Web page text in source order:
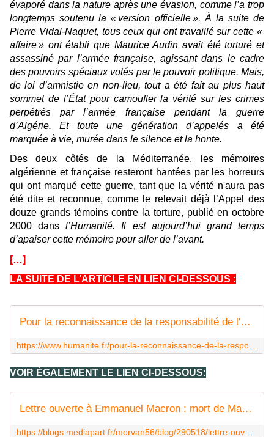
évaporé dans la nature après une évasion, comme l’a trop
longtemps soutenu la « version officielle ». À la suite de
Pierre Vidal-Naquet, tous ceux qui ont travaillé sur cette «
affaire » ont établi que Maurice Audin avait été torturé et
assassiné par l’armée française, agissant dans le cadre
des pouvoirs spéciaux votés par le pouvoir politique. Mais,
de loi d’amnistie en non-lieu, tout a été fait au plus haut
sommet de l’État pour camoufler la vérité sur les crimes
perpétrés par l’armée française pendant la guerre
d’Algérie. Et toute une génération d’appelés a été
marquée à vie, murée dans le silence et la honte.
Des deux côtés de la Méditerranée, les mémoires
algérienne et française resteront hantées par les horreurs
qui ont marqué cette guerre, tant que la vérité n'aura pas
été dite et reconnue, comme le relevait déjà l’Appel des
douze grands témoins contre la torture, publié en octobre
2000 dansl’Humanité. Il est aujourd’hui grand temps
d’apaiser cette mémoire pour aller de l’avant.
[…]
LA SUITE DE L’ARTICLE EN LIEN CI-DESSOUS :
Pour la reconnaissance de la responsabilité de l'État français dans la mort de Maurice Audin
VOIR ÉGALEMENT LE LIEN CI-DESSOUS:
Lettre ouverte à Emmanuel Macron : mort de Maurice Audin !